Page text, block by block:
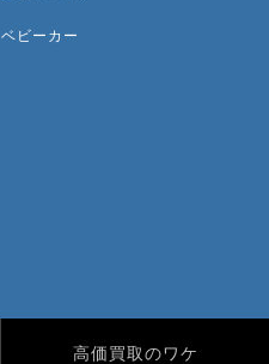
ベビーカー
高価買取のワケ